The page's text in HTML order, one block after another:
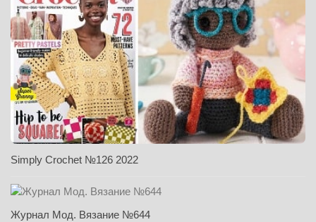
Simply Crochet №126 2022
Журнал Мод. Вязание №644